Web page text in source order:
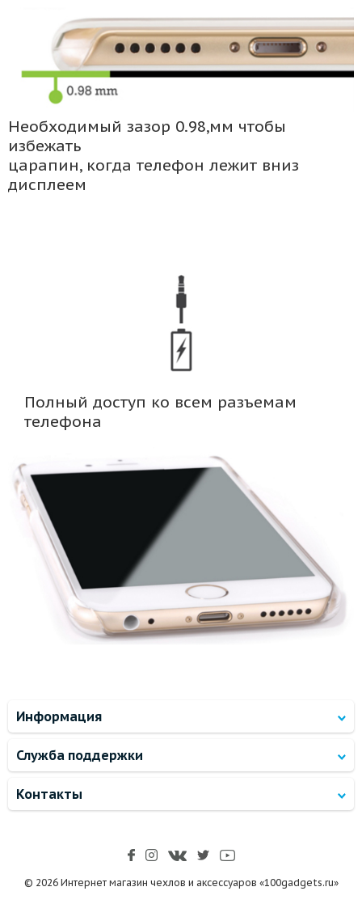
Необходимый зазор 0.98,мм чтобы
избежать
царапин, когда телефон лежит вниз
дисплеем
Полный доступ ко всем разъемам
телефона
Информация
Служба поддержки
Контакты
© 2026 Интернет магазин чехлов и аксессуаров «100gadgets.ru»